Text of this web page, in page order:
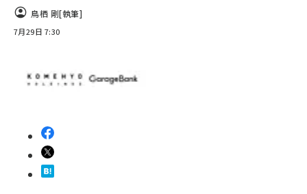
鳥栖 剛[執筆]
7月29日 7:30